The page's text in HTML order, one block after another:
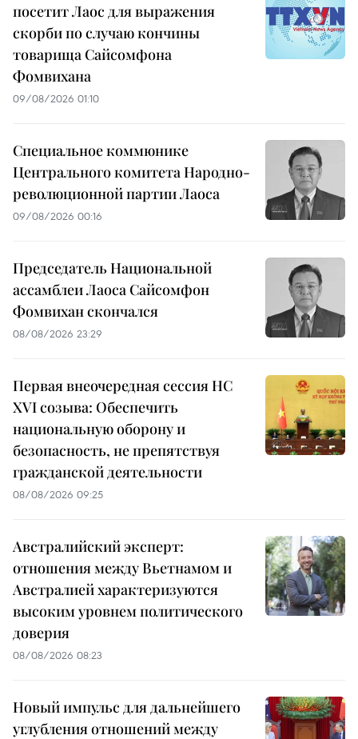
посетит Лаос для выражения
скорби по случаю кончины
товарища Сайсомфона
Фомвихана
09/08/2026 01:10
Специальное коммюнике
Центрального комитета Народно-
революционной партии Лаоса
09/08/2026 00:16
Председатель Национальной
ассамблеи Лаоса Сайсомфон
Фомвихан скончался
08/08/2026 23:29
Первая внеочередная сессия НС
XVI созыва: Обеспечить
национальную оборону и
безопасность, не препятствуя
гражданской деятельности
08/08/2026 09:25
Австралийский эксперт:
отношения между Вьетнамом и
Австралией характеризуются
высоким уровнем политического
доверия
08/08/2026 08:23
Новый импульс для дальнейшего
углубления отношений между